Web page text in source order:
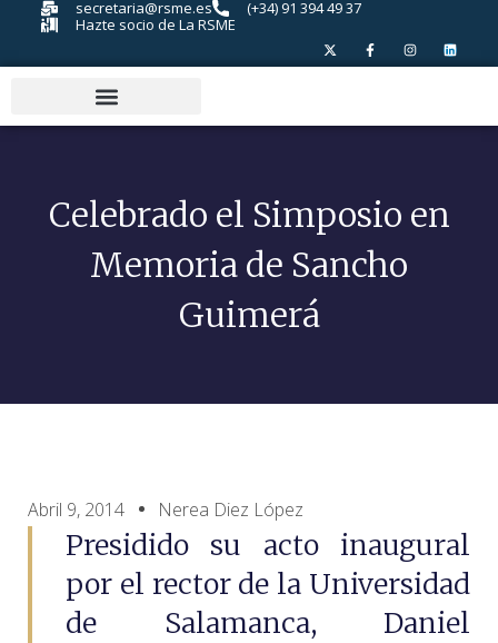
secretaria@rsme.es
(+34) 91 394 49 37
Hazte socio de La RSME
Celebrado el Simposio en
Memoria de Sancho
Guimerá
Abril 9, 2014 Nerea Diez López
Presidido su acto inaugural
por el rector de la Universidad
de Salamanca, Daniel